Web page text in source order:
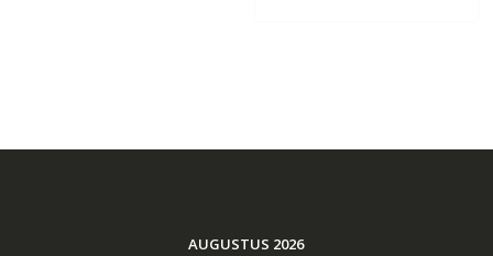
AUGUSTUS 2026